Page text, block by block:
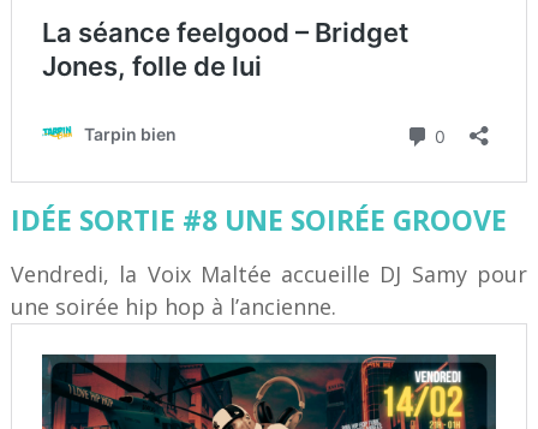
IDÉE SORTIE #8 UNE SOIRÉE GROOVE
Vendredi, la Voix Maltée accueille DJ Samy pour
une soirée hip hop à l’ancienne.